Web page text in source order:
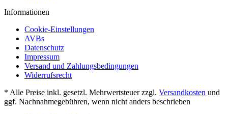
Informationen
Cookie-Einstellungen
AVBs
Datenschutz
Impressum
Versand und Zahlungsbedingungen
Widerrufsrecht
* Alle Preise inkl. gesetzl. Mehrwertsteuer zzgl. Versandkosten und
ggf. Nachnahmegebühren, wenn nicht anders beschrieben